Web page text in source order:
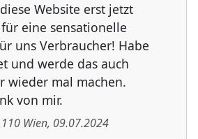
Website erst jetzt
eine sensationelle
uns Verbraucher! Habe
und werde das auch
wieder mal machen.
von mir.
Wien, 09.07.2024